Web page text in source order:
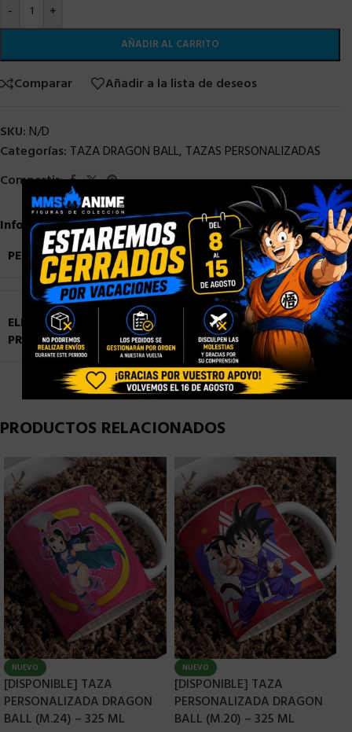
- +
AÑADIR AL CARRITO
Comparar Añadir a la lista de deseos
SKU: N/D
Categorías: TAZA DRAGON BALL, TAZAS PERSONALIZADAS
Compartir:
Información adicional
PESO
0,9 kg
ELIGE TU
PRESENTACIÓN
Blister Personalizado, Caja con Ventana
Personalizada ,Caja Normal sin Ventana
PRODUCTOS RELACIONADOS
NUEVO
[DISPONIBLE] TAZA
PERSONALIZADA DRAGON
BALL (M.24) – 325 ML
NUEVO
[DISPONIBLE] TAZA
PERSONALIZADA DRAGON
BALL (M.20) – 325 ML
×